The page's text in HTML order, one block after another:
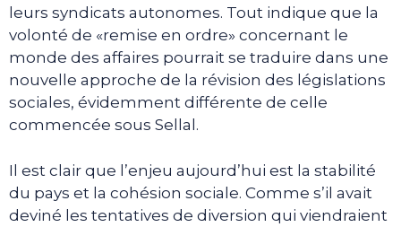
leurs syndicats autonomes. Tout indique que la
volonté de «remise en ordre» concernant le
monde des affaires pourrait se traduire dans une
nouvelle approche de la révision des législations
sociales, évidemment différente de celle
commencée sous Sellal.
Il est clair que l’enjeu aujourd’hui est la stabilité
du pays et la cohésion sociale. Comme s’il avait
deviné les tentatives de diversion qui viendraient